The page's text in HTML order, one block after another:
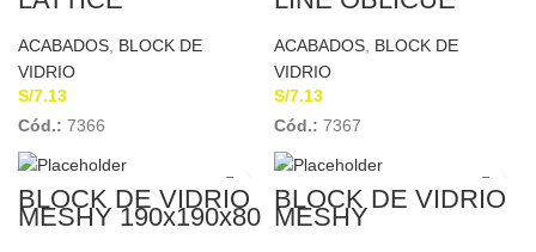
19x19x80mm
ACABADOS BLOCK DE
VIDRIO
S/7.13
Cód.: 7366
19x19x80mm
ACABADOS BLOCK DE
VIDRIO
S/7.13
Cód.: 7367
BLOCK DE VIDRIO
MESHY 190x190x80
mm
BLOCK DE VIDRIO
MESHY
19x19x80mm